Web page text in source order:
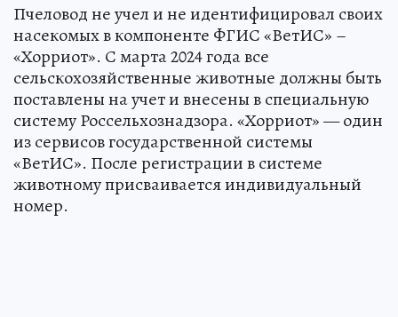
Пчеловод не учел и не идентифицировал своих
насекомых в компоненте ФГИС «ВетИС» –
«Хорриот». С марта 2024 года все
сельскохозяйственные животные должны быть
поставлены на учет и внесены в специальную
систему Россельхознадзора. «Хорриот» — один
из сервисов государственной системы
«ВетИС». После регистрации в системе
животному присваивается индивидуальный
номер.